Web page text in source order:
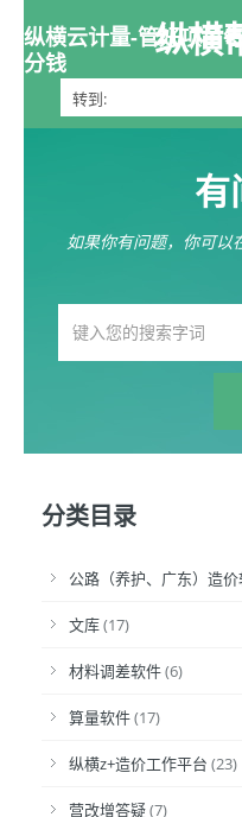
纵横
纵横云计量-管好项目
分钱
有
如果你有问题，你可以
分类目录
公路（养护、广东）造
文库(17)
材料调差软件(6)
算量软件(17)
纵横z+造价工作平台 (23)
营改增答疑(7)